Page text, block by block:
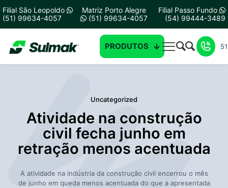
Filial São Leopoldo
(51) 99634-4057
Matriz Porto Alegre
(51) 99634-4057
Filial Passo Fundo
(54) 99444-3489
PRODUTOS
Uncategorized
Atividade na construção
civil fecha junho em
retração menos acentuada
A atividade na indústria da construção civil encerrou o mês
de junho em queda menos acentuada do que a apresentada